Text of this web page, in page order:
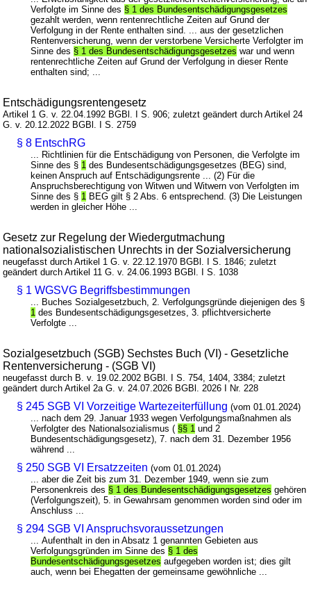
Verfolgte im Sinne des § 1 des Bundesentschädigungsgesetzes
gezahlt werden, wenn rentenrechtliche Zeiten auf Grund der
Verfolgung in der Rente enthalten sind. ... aus der gesetzlichen
Rentenversicherung, wenn der verstorbene Versicherte Verfolgter im
Sinne des § 1 des Bundesentschädigungsgesetzes war und wenn
rentenrechtliche Zeiten auf Grund der Verfolgung in dieser Rente
enthalten sind; ...
Entschädigungsrentengesetz
Artikel 1 G. v. 22.04.1992 BGBl. I S. 906; zuletzt geändert durch Artikel 24
G. v. 20.12.2022 BGBl. I S. 2759
§ 8 EntschRG
... Richtlinien für die Entschädigung von Personen, die Verfolgte im
Sinne des § 1 des Bundesentschädigungsgesetzes (BEG) sind,
keinen Anspruch auf Entschädigungsrente ... (2) Für die
Anspruchsberechtigung von Witwen und Witwern von Verfolgten im
Sinne des § 1 BEG gilt § 2 Abs. 6 entsprechend. (3) Die Leistungen
werden in gleicher Höhe ...
Gesetz zur Regelung der Wiedergutmachung
nationalsozialistischen Unrechts in der Sozialversicherung
neugefasst durch Artikel 1 G. v. 22.12.1970 BGBl. I S. 1846; zuletzt
geändert durch Artikel 11 G. v. 24.06.1993 BGBl. I S. 1038
§ 1 WGSVG Begriffsbestimmungen
... Buches Sozialgesetzbuch, 2. Verfolgungsgründe diejenigen des §
1 des Bundesentschädigungsgesetzes, 3. pflichtversicherte
Verfolgte ...
Sozialgesetzbuch (SGB) Sechstes Buch (VI) - Gesetzliche
Rentenversicherung - (SGB VI)
neugefasst durch B. v. 19.02.2002 BGBl. I S. 754, 1404, 3384; zuletzt
geändert durch Artikel 2a G. v. 24.07.2026 BGBl. 2026 I Nr. 228
§ 245 SGB VI Vorzeitige Wartezeiterfüllung (vom 01.01.2024)
... nach dem 29. Januar 1933 wegen Verfolgungsmaßnahmen als
Verfolgter des Nationalsozialismus ( §§ 1 und 2
Bundesentschädigungsgesetz), 7. nach dem 31. Dezember 1956
während ...
§ 250 SGB VI Ersatzzeiten (vom 01.01.2024)
... aber die Zeit bis zum 31. Dezember 1949, wenn sie zum
Personenkreis des § 1 des Bundesentschädigungsgesetzes gehören
(Verfolgungszeit), 5. in Gewahrsam genommen worden sind oder im
Anschluss ...
§ 294 SGB VI Anspruchsvoraussetzungen
... Aufenthalt in den in Absatz 1 genannten Gebieten aus
Verfolgungsgründen im Sinne des § 1 des
Bundesentschädigungsgesetzes aufgegeben worden ist; dies gilt
auch, wenn bei Ehegatten der gemeinsame gewöhnliche ...